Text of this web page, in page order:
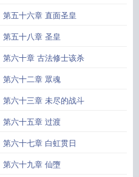
第五十六章 直面圣皇
第五十八章 圣皇
第六十章 古法修士该杀
第六十二章 眾魂
第六十三章 未尽的战斗
第六十五章 过渡
第六十七章 白虹贯日
第六十九章 仙墮